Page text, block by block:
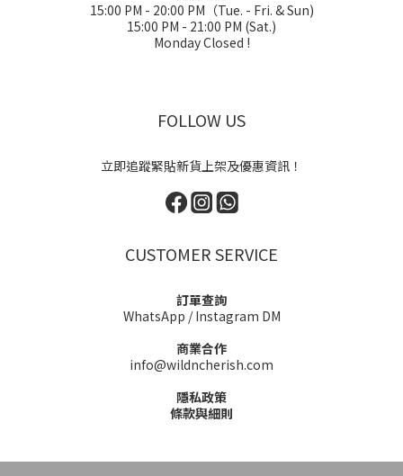
15:00 PM - 20:00 PM（Tue. - Fri. & Sun)
15:00 PM - 21:00 PM (Sat.)
Monday Closed !
FOLLOW US
立即追蹤緊貼新貨上架及優惠資訊！
CUSTOMER SERVICE
訂單查詢
WhatsApp /Instagram DM
商業合作
info@wildncherish.com
隱私政策
條款與細則